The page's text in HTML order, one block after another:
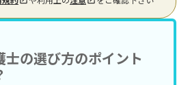
士の選び方のポイント